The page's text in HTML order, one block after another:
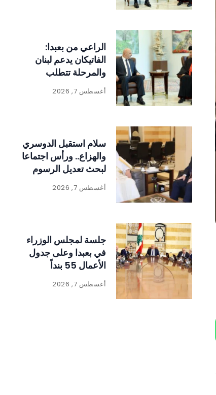
الراعي من بعبدا:
الفاتيكان يدعم لبنان
والمرحلة تتطلب
الالتفاف حول الدولة
ومؤسساتها
أغسطس 7, 2026
سلام استقبل الدوسري
والهزاع.. ورأس اجتماعا
لبحث تعديل الرسوم
على المواد المنتجة
للنفايات
أغسطس 7, 2026
جلسة لمجلس الوزراء
في بعبدا وعلى جدول
الأعمال 55 بنداً
أغسطس 7, 2026